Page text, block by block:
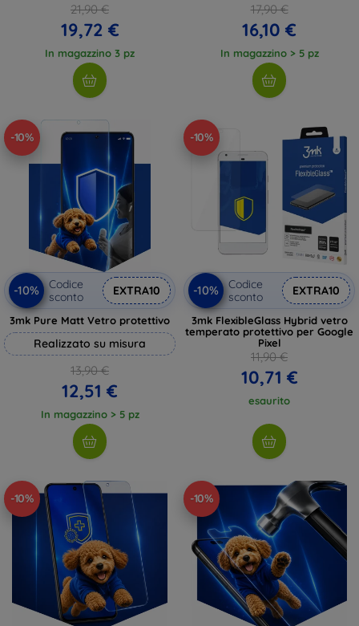
21,90 €
19,72 €
In magazzino 3 pz
17,90 €
16,10 €
In magazzino > 5 pz
-10%
-10%
Codice
sconto
EXTRA10
3mk Pure Matt Vetro protettivo
Realizzato su misura
13,90 €
12,51 €
In magazzino > 5 pz
-10%
-10%
Codice
sconto
EXTRA10
3mk FlexibleGlass Hybrid vetro
temperato protettivo per Google
Pixel
11,90 €
10,71 €
esaurito
-10% -10%